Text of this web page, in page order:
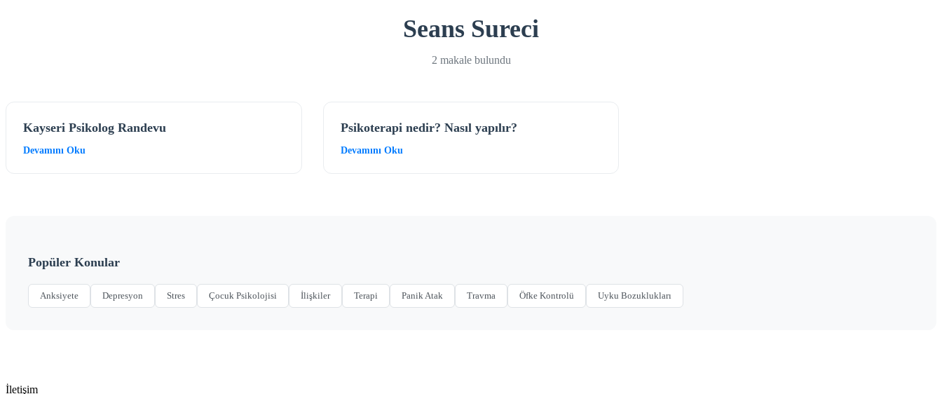
Seans Sureci
2 makale bulundu
Kayseri Psikolog Randevu
Devamını Oku
Psikoterapi nedir? Nasıl yapılır?
Devamını Oku
Popüler Konular
Anksiyete Depresyon Stres Çocuk Psikolojisi İlişkiler Terapi Panik Atak Travma Öfke Kontrolü Uyku Bozuklukları
İletişim